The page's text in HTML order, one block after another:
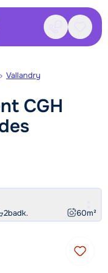
Contact
Vallandry
CGH
2badk. 60m²